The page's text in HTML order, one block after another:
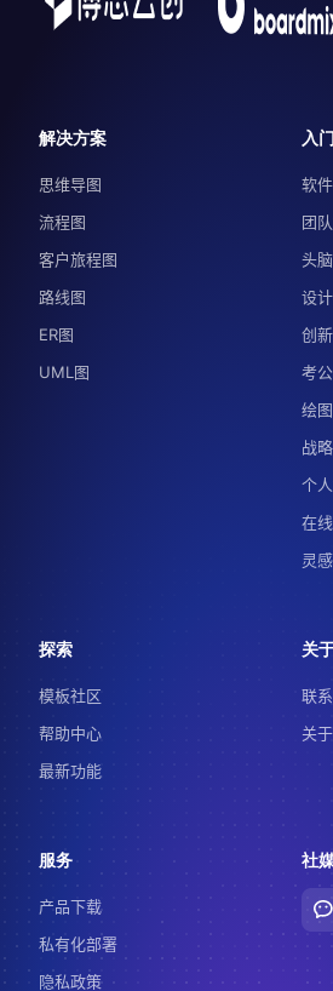
解决方案
思维导图
流程图
客户旅程图
路线图
ER图
UML图
入
软
团
头
设
创
考
绘图
战
个
在
灵
探索
模板社区
帮助中心
最新功能
关
联
关
服务
产品下载
私有化部署
隐私政策
社